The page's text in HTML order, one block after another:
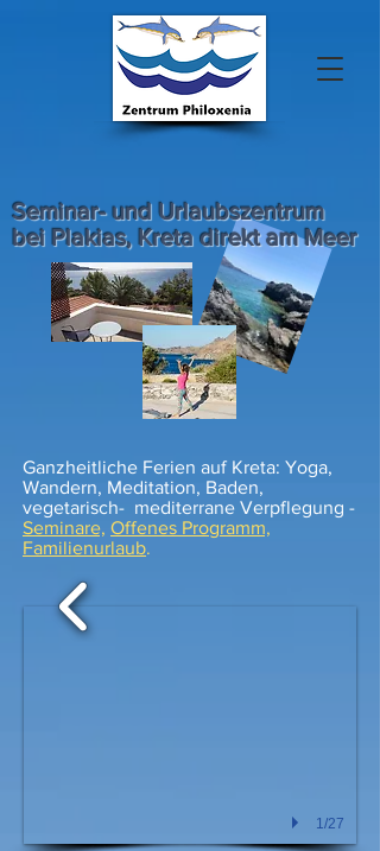
Seminar- und Urlaubszentrum
bei Plakias, Kreta direkt am Meer
Ganzheitliche Ferien auf Kreta: Yoga,
Wandern, Meditation, Baden,
vegetarisch- mediterrane Verpflegung -
Seminare, Offenes Programm,
Familienurlaub.
1/27